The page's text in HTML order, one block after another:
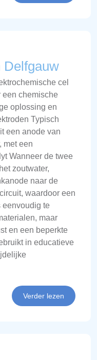
Delfgauw
cel
een chemische
oplossing en
Typisch
een anode van
met een
Wanneer de twee
zoutwater,
naar de
waardoor een
eenvoudig te
maar
en een beperkte
in educatieve
Verder lezen